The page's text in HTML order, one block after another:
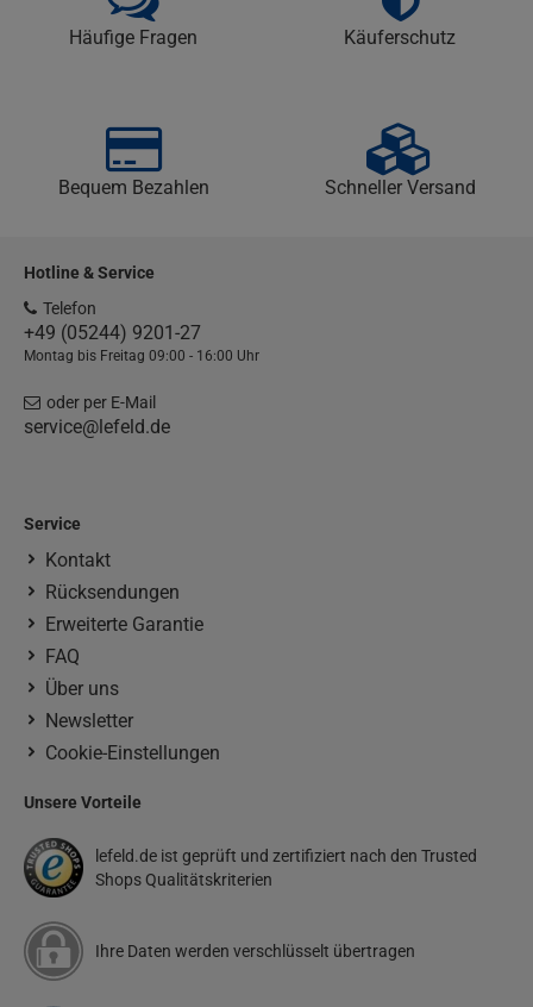
Häufige Fragen Käuferschutz
Bequem Bezahlen Schneller Versand
Hotline & Service
Telefon
+49 (05244) 9201-27
Montag bis Freitag 09:00 - 16:00 Uhr
oder per E-Mail
service@lefeld.de
Service
Kontakt
Rücksendungen
Erweiterte Garantie
FAQ
Über uns
Newsletter
Cookie-Einstellungen
Unsere Vorteile
lefeld.de ist geprüft und zertifiziert nach den Trusted
Shops Qualitätskriterien
Ihre Daten werden verschlüsselt übertragen